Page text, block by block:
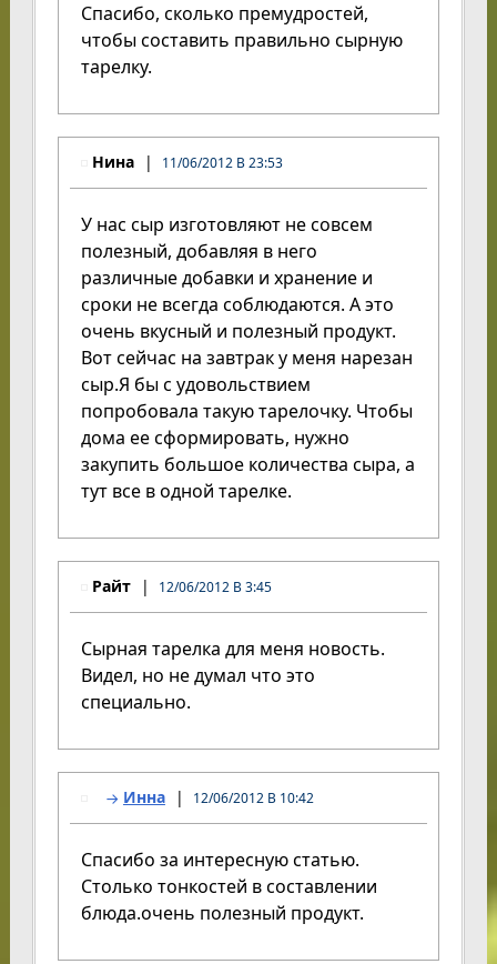
Спасибо, сколько премудростей,
чтобы составить правильно сырную
тарелку.
Нина 11/06/2012 В 23:53
У нас сыр изготовляют не совсем
полезный, добавляя в него
различные добавки и хранение и
сроки не всегда соблюдаются. А это
очень вкусный и полезный продукт.
Вот сейчас на завтрак у меня нарезан
сыр.Я бы с удовольствием
попробовала такую тарелочку. Чтобы
дома ее сформировать, нужно
закупить большое количества сыра, а
тут все в одной тарелке.
Райт 12/06/2012 В 3:45
Сырная тарелка для меня новость.
Видел, но не думал что это
специально.
Инна 12/06/2012 В 10:42
Спасибо за интересную статью.
Столько тонкостей в составлении
блюда.очень полезный продукт.